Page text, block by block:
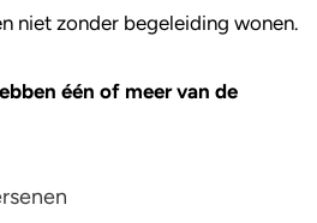
niet zonder begeleiding wonen.
één of meer van de